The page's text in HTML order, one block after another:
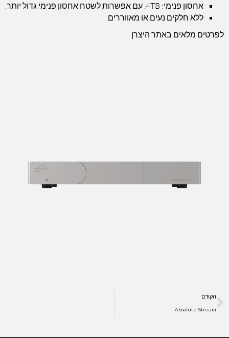
אחסון פנימי: 4TB, עם אפשרות לשטח אחסון פנימי גדול יותר.
ללא חלקים נעים או מאווררים.
לפרטים מלאים באתר היצרן
הקודם
Absolute Stream